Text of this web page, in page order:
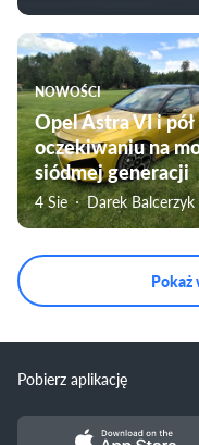
NOWOŚCI
Opel Astra VI i
oczekiwaniu na
siódmej generacji
4 Sie Darek Balcerzyk
Pokaż
Pobierz aplikację